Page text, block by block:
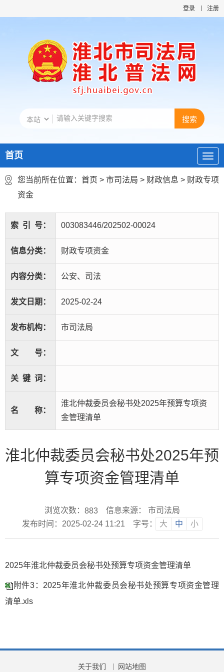
登录 注册
首页
您当前所在位置： 首页 > 市司法局 > 财政信息 > 财政专项
资金
索 引 号： 003083446/202502-00024
信息分类： 财政专项资金
内容分类： 公安、司法
发文日期： 2025-02-24
发布机构： 市司法局
文 号：
关 键 词：
名 称：
淮北仲裁委员会秘书处2025年预算专项资
金管理清单
淮北仲裁委员会秘书处2025年预
算专项资金管理清单
浏览次数： 883
信息来源： 市司法局
发布时间：2025-02-24 11:21
字号： 大 中 小
2025年淮北仲裁委员会秘书处预算专项资金管理清单
附件3：2025年淮北仲裁委员会秘书处预算专项资金管理
清单.xls
关于我们 网站地图